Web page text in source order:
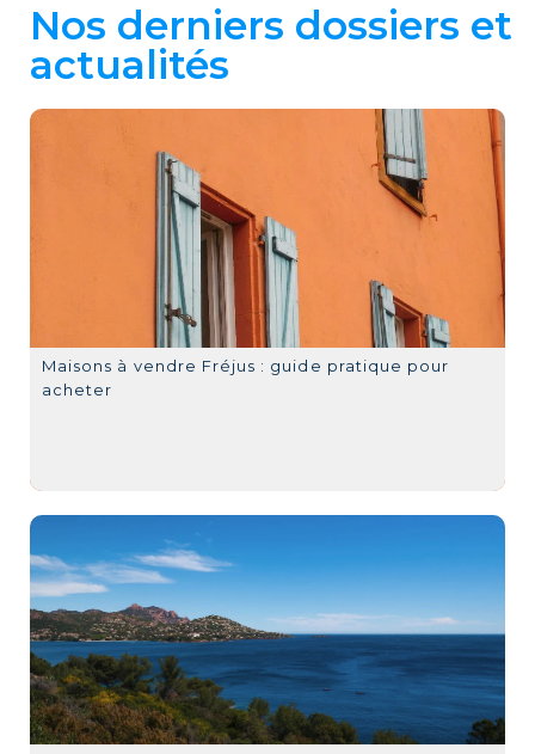
Nos derniers dossiers et
actualités
Maisons à vendre Fréjus : guide pratique pour
acheter